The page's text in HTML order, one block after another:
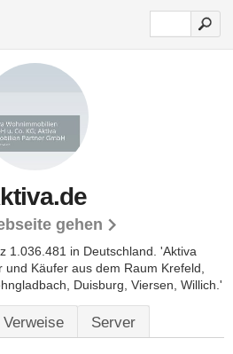
gehen
1.036.481 in Deutschland. 'Aktiva
Käufer aus dem Raum Krefeld,
Duisburg, Viersen, Willich.'
Verweise Server